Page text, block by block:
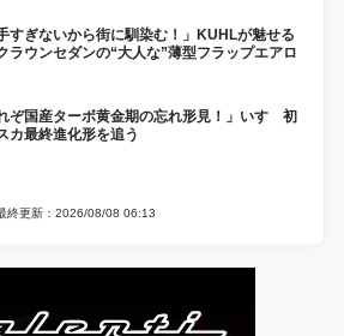
手すぎないから街に馴染む！」KUHLが魅せる
ラウンセダンの“大人な”薄型フラップエアロ
ぞ国産ターボ黄金期の忘れ形見！」いすゞ初
カ最終進化形を追う
終更新：2026/08/08 06:13